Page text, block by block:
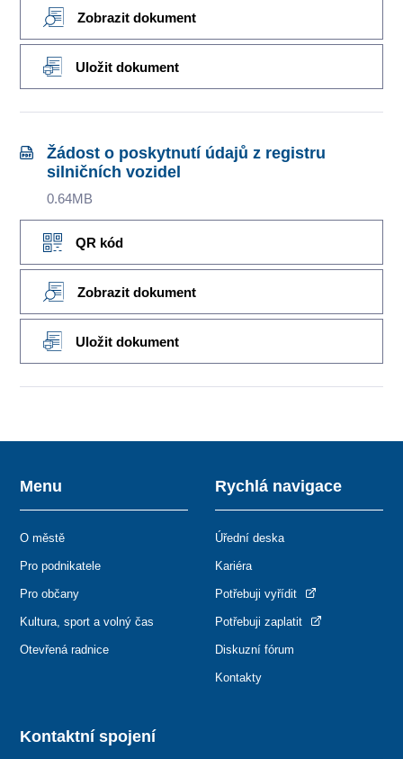
Zobrazit dokument
Uložit dokument
Žádost o poskytnutí údajů z registru
silničních vozidel
0.64MB
QR kód
Zobrazit dokument
Uložit dokument
Kontaktní spojení
Menu
O městě
Pro podnikatele
Pro občany
Kultura, sport a volný čas
Otevřená radnice
Rychlá navigace
Úřední deska
Kariéra
Potřebuji vyřídit
Potřebuji zaplatit
Diskuzní fórum
Kontakty